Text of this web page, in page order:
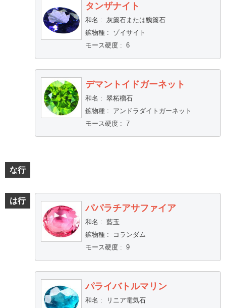
タンザナイト
和名 :
灰簾石または黝簾石
鉱物種:
ゾイサイト
モース硬度: 6
デマントイドガーネット
和名 : 翠柘榴石
鉱物種:
アンドラダイトガーネット
モース硬度: 7
な行
は行
パパラチアサファイア
和名 : 藍玉
鉱物種:
コランダム
モース硬度: 9
パライバトルマリン
和名 :
リニア電気石